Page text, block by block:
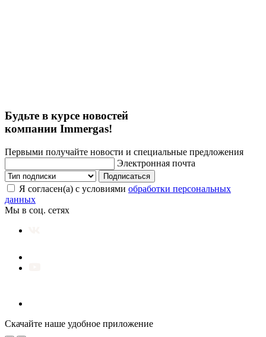
Будьте в курсе новостей
компании Immergas!
Первыми получайте новости и специальные предложения
Электронная почта
Подписаться
Я согласен(а) с условиями обработки персональных
данных
Мы в соц. сетях
Скачайте наше удобное приложение